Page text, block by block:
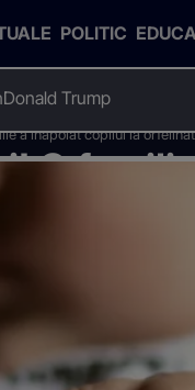
POLITIC
Donald Trump
a inapoiat copilul la
O
adoptie.